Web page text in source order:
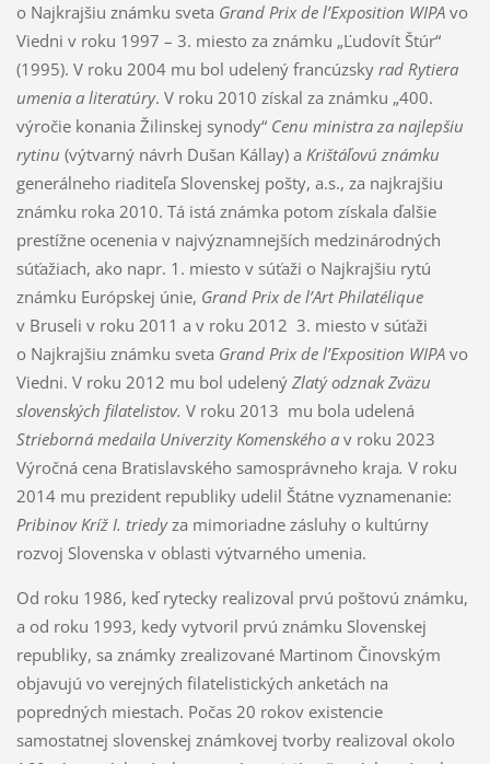
o Najkrajšiu známku sveta Grand Prix de l’Exposition WIPAvo
Viedni v roku 1997 – 3. miesto za známku „Ľudovít Štúr“
(1995). V roku 2004 mu bol udelený francúzsky rad Rytiera
umenia a literatúry. V roku 2010 získal za známku „400.
výročie konania Žilinskej synody“ Cenu ministra za najlepšiu
rytinu (výtvarný návrh Dušan Kállay) a Krištáľovú známku
generálneho riaditeľa Slovenskej pošty, a.s., za najkrajšiu
známku roka 2010. Tá istá známka potom získala ďalšie
prestížne ocenenia v najvýznamnejších medzinárodných
súťažiach, ako napr. 1. miesto v súťaži o Najkrajšiu rytú
známku Európskej únie, Grand Prix de l’Art Philatélique
v Bruseli v roku 2011 a v roku 2012 3. miesto v súťaži
o Najkrajšiu známku sveta Grand Prix de l’Exposition WIPAvo
Viedni. V roku 2012 mu bol udelený Zlatý odznak Zväzu
slovenských filatelistov. V roku 2013 mu bola udelená
Strieborná medaila Univerzity Komenského a v roku 2023
Výročná cena Bratislavského samosprávneho kraja. V roku
2014 mu prezident republiky udelil Štátne vyznamenanie:
Pribinov Kríž I. triedy za mimoriadne zásluhy o kultúrny
rozvoj Slovenska v oblasti výtvarného umenia.
Od roku 1986, keď rytecky realizoval prvú poštovú známku,
a od roku 1993, kedy vytvoril prvú známku Slovenskej
republiky, sa známky zrealizované Martinom Činovským
objavujú vo verejných filatelistických anketách na
popredných miestach. Počas 20 rokov existencie
samostatnej slovenskej známkovej tvorby realizoval okolo